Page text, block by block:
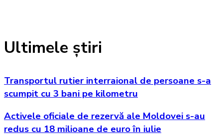
Ultimele știri
Transportul rutier interraional de persoane s-a
scumpit cu 3 bani pe kilometru
Activele oficiale de rezervă ale Moldovei s-au
redus cu 18 milioane de euro în iulie